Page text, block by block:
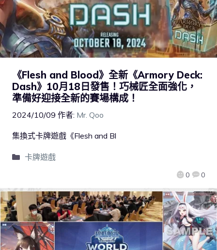
《Flesh and Blood》全新《Armory Deck:
Dash》10月18日發售！巧械匠全面強化，
準備好迎接全新的賽場構成！
2024/10/09 作者: Mr. Qoo
0 0
集換式卡牌遊戲《Flesh and Bl
卡牌遊戲